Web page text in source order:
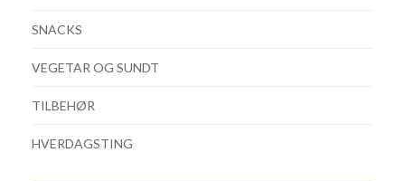
SNACKS
VEGETAR OG SUNDT
TILBEHØR
HVERDAGSTING